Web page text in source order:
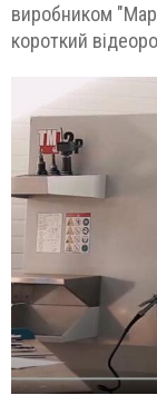
виробником
короткий